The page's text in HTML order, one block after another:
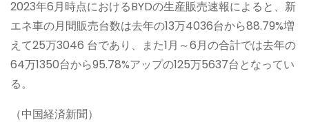
2023年6月時点におけるBYDの生産販売速報によると、新
エネ車の月間販売台数は去年の13万4036台から88.79%増
えて25万3046 台であり、また1月～6月の合計では去年の
64万1350台から95.78%アップの125万5637台となってい
る。
（中国経済新聞）